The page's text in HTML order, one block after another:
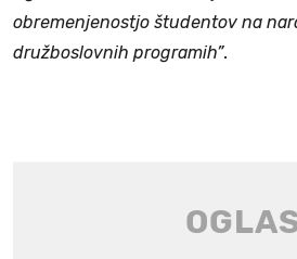
obremenjenostjo študentov na
družboslovnih programih”.